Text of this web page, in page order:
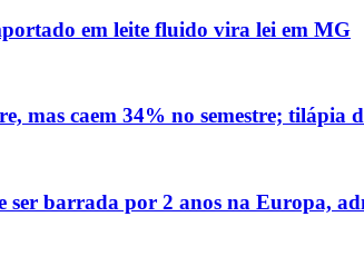
em leite fluido vira lei em MG
mas caem 34% no semestre; tilápia
barrada por 2 anos na Europa,